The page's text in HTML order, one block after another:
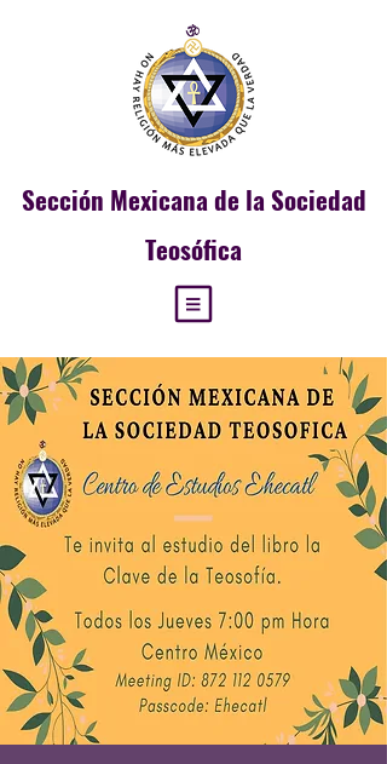
Sección Mexicana de la Sociedad
Teosófica